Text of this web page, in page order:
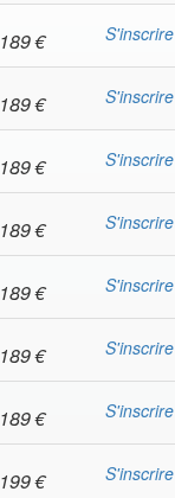
189€ S'inscrire
189€ S'inscrire
189€ S'inscrire
189€ S'inscrire
189€ S'inscrire
189€ S'inscrire
189€ S'inscrire
199€ S'inscrire